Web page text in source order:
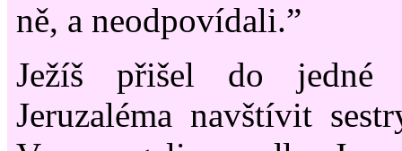
ně, a neodpovídali.”
Ježíš přišel do jedné
Jeruzaléma navštívit